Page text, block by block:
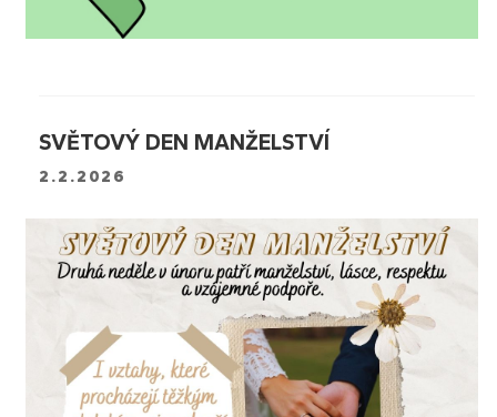
SVĚTOVÝ DEN MANŽELSTVÍ
2.2.2026